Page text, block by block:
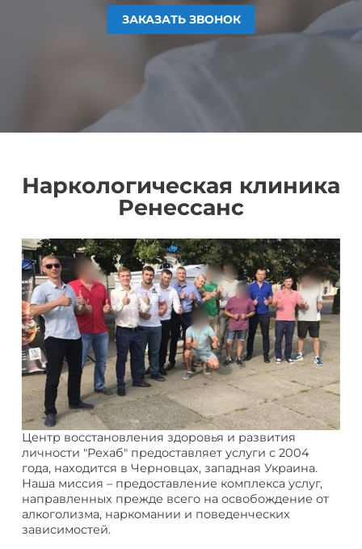
ЗАКАЗАТЬ ЗВОНОК
ЗАКАЗАТЬ ЗВОНОК
Наркологическая клиника
Ренессанс
Центр восстановления здоровья и развития
личности "Рехаб" предоставляет услуги с 2004
года, находится в Черновцах, западная Украина.
Наша миссия – предоставление комплекса услуг,
направленных прежде всего на освобождение от
алкоголизма, наркомании и поведенческих
зависимостей.